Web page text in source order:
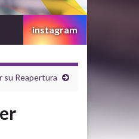
instagram
su Reapertura